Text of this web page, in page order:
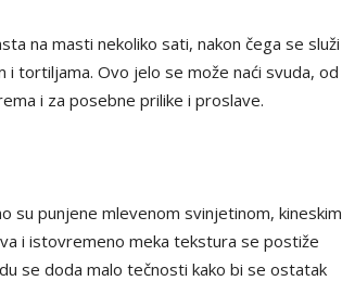
na masti nekoliko sati, nakon čega se služi
i tortiljama. Ovo jelo se može naći svuda, od
i za posebne prilike i proslave.
su punjene mlevenom svinjetinom, kineskim
i istovremeno meka tekstura se postiže
se doda malo tečnosti kako bi se ostatak